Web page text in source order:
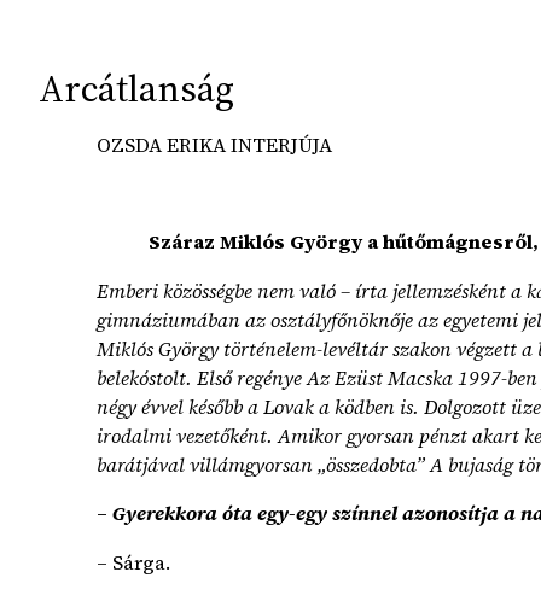
Arcátlanság
OZSDA ERIKA INTERJÚJA
Száraz Miklós György a
Emberi közösségbe nem való – írta jellemzésként a
gimnáziumában az osztályfőnöknője az egyetemi
Miklós György történelem-levéltár szakon végzett a
belekóstolt. Első regénye Az Ezüst Macska 1997-
négy évvel később a Lovak a ködben is. Dolgozott
irodalmi vezetőként. Amikor gyorsan pénzt akart
barátjával villámgyorsan „összedobta” A bujaság
– Gyerekkora óta egy-egy színnel azonosítja a
– Sárga.